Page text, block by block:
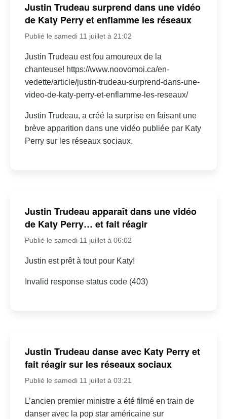
Justin Trudeau surprend dans une vidéo
de Katy Perry et enflamme les réseaux
Publié le samedi 11 juillet à 21:02
Justin Trudeau est fou amoureux de la
chanteuse! https://www.noovomoi.ca/en-
vedette/article/justin-trudeau-surprend-dans-une-
video-de-katy-perry-et-enflamme-les-reseaux/
Justin Trudeau, a créé la surprise en faisant une
brève apparition dans une vidéo publiée par Katy
Perry sur les réseaux sociaux.
Justin Trudeau apparaît dans une vidéo
de Katy Perry… et fait réagir
Publié le samedi 11 juillet à 06:02
Justin est prêt à tout pour Katy!
Invalid response status code (403)
Justin Trudeau danse avec Katy Perry et
fait réagir sur les réseaux sociaux
Publié le samedi 11 juillet à 03:21
L’ancien premier ministre a été filmé en train de
danser avec la pop star américaine sur